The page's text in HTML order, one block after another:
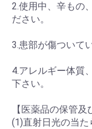
2.使用中、辛もの
ださい。
3.患部が傷ついて
4.アレルギー体質
下さい。
【医薬品の保管及
(1)直射日光の当